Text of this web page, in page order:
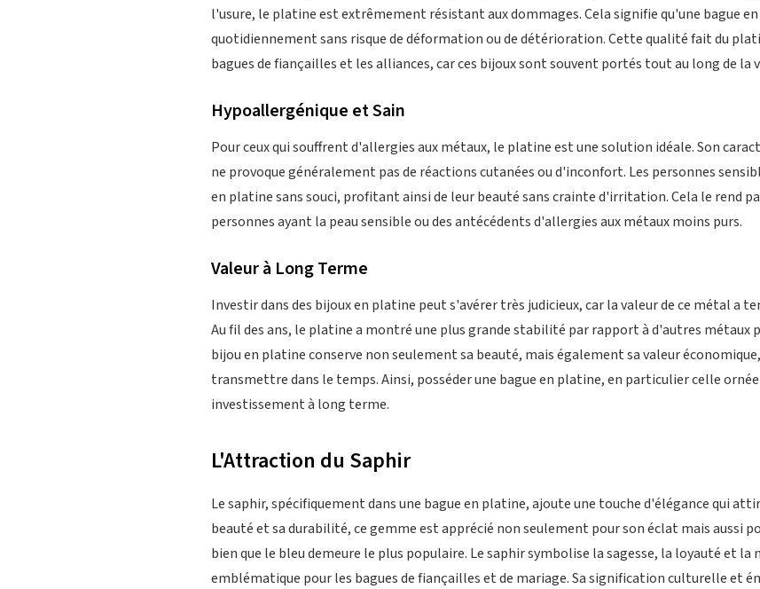
l'usure, le platine est extrêmement résistant aux dommages. Cela signifie qu'une bague
quotidiennement sans risque de déformation ou de détérioration. Cette qualité fait du
bagues de fiançailles et les alliances, car ces bijoux sont souvent portés tout au long de la
Hypoallergénique et Sain
Pour ceux qui souffrent d'allergies aux métaux, le platine est une solution idéale. Son
ne provoque généralement pas de réactions cutanées ou d'inconfort. Les personnes
en platine sans souci, profitant ainsi de leur beauté sans crainte d'irritation. Cela le rend
personnes ayant la peau sensible ou des antécédents d'allergies aux métaux moins purs.
Valeur à Long Terme
Investir dans des bijoux en platine peut s'avérer très judicieux, car la valeur de ce métal a
Au fil des ans, le platine a montré une plus grande stabilité par rapport à d'autres métaux
bijou en platine conserve non seulement sa beauté, mais également sa valeur
transmettre dans le temps. Ainsi, posséder une bague en platine, en particulier celle
investissement à long terme.
L'Attraction du Saphir
Le saphir, spécifiquement dans une bague en platine, ajoute une touche d'élégance qui
beauté et sa durabilité, ce gemme est apprécié non seulement pour son éclat mais aussi
bien que le bleu demeure le plus populaire. Le saphir symbolise la sagesse, la loyauté et la
emblématique pour les bagues de fiançailles et de mariage. Sa signification culturelle et